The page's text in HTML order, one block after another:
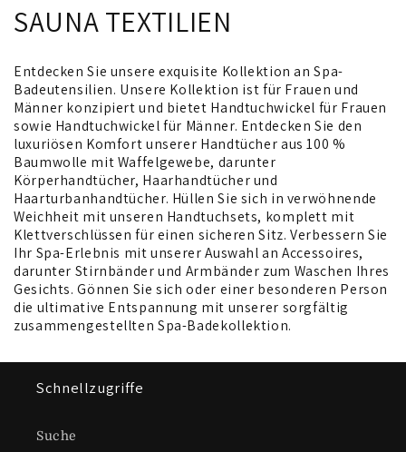
K
a
t
e
g
o
r
i
e
SAUNA TEXTILIEN
Entdecken Sie unsere exquisite Kollektion an Spa-
Badeutensilien. Unsere Kollektion ist für Frauen und
Männer konzipiert und bietet Handtuchwickel für Frauen
sowie Handtuchwickel für Männer. Entdecken Sie den
luxuriösen Komfort unserer Handtücher aus 100 %
Baumwolle mit Waffelgewebe, darunter
Körperhandtücher, Haarhandtücher und
Haarturbanhandtücher. Hüllen Sie sich in verwöhnende
Weichheit mit unseren Handtuchsets, komplett mit
Klettverschlüssen für einen sicheren Sitz. Verbessern Sie
Ihr Spa-Erlebnis mit unserer Auswahl an Accessoires,
darunter Stirnbänder und Armbänder zum Waschen Ihres
Gesichts. Gönnen Sie sich oder einer besonderen Person
die ultimative Entspannung mit unserer sorgfältig
zusammengestellten Spa-Badekollektion.
Schnellzugriffe
Suche